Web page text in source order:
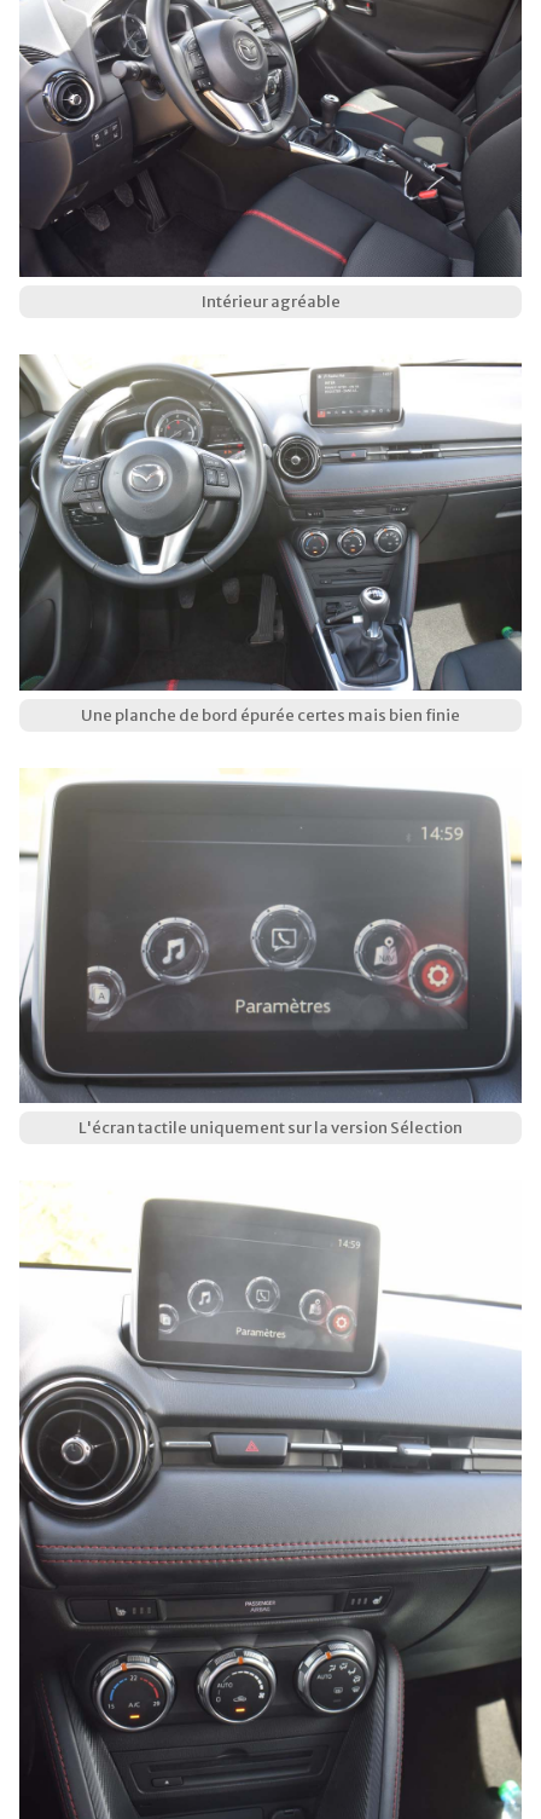
Intérieur agréable
Une planche de bord épurée certes mais bien finie
L'écran tactile uniquement sur la version Sélection